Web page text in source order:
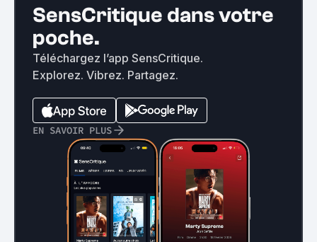
SensCritique dans votre
poche.
Téléchargez l’app SensCritique.
Explorez. Vibrez. Partagez.
EN SAVOIR PLUS